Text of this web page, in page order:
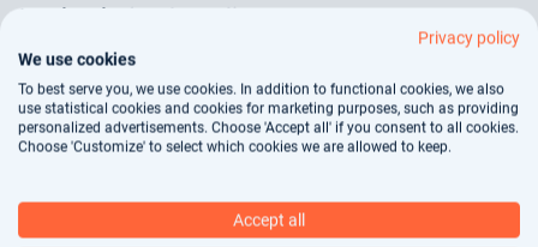
Motivatie(optioneel)
arbeidsbemiddeling, dit vindt deels geautomatiseerd
plaats. In ons
privacy statement
Privacy policy
We use cookies
To best serve you, we use cookies. In addition to functional cookies, we also
use statistical cookies and cookies for marketing purposes, such as providing
personalized advertisements. Choose 'Accept all' if you consent to all cookies.
Choose 'Customize' to select which cookies we are allowed to keep.
Accept all